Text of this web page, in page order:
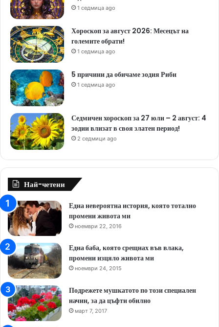
1 седмица ago
Хороскоп за август 2026: Месецът на
големите обрати!
1 седмица ago
5 причини да обичаме зодия Риби
1 седмица ago
Седмичен хороскоп за 27 юли – 2 август: 4
зодии влизат в своя златен период!
2 седмици ago
Най-четени
Една невероятна история, която тотално
промени живота ми
ноември 22, 2016
Една баба, която срещнах във влака,
промени изцяло живота ми
ноември 24, 2015
Подрежете мушкатото по този специален
начин, за да цъфти обилно
март 7, 2017